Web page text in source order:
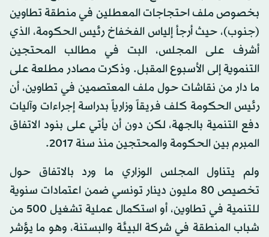
بخصوص ملف احتجاجات المعطلين في منطقة تطاوين
(جنوب)، حيث أرجأ إلياس الفخفاخ رئيس الحكومة، الذي
أشرف على المجلس، البت في مطالب المحتجين
التنموية إلى الأسبوع المقبل. وذكرت مصادر مطلعة على
ما دار من نقاشات حول ملف المعتصمين في تطاوين، أن
رئيس الحكومة كلف فريقاً وزارياً بدراسة إجراءات وآليات
دفع التنمية بالجهة، لكن دون أن يأتي على بنود الاتفاق
المبرم بين الحكومة والمحتجين منذ سنة 2017.
ولم يتناول المجلس الوزاري ما ورد بالاتفاق حول
تخصيص 80 مليون دينار تونسي ضمن اعتمادات سنوية
للتنمية في تطاوين، أو استكمال عملية تشغيل 500 من
شباب المنطقة في شركة البيئة والبستنة، وهو ما يؤشر